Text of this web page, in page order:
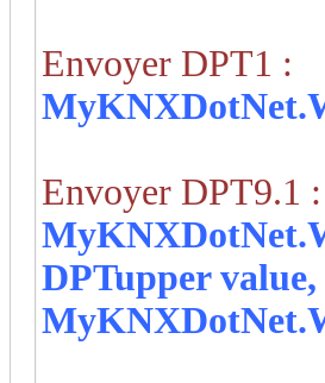
Envoyer DPT1 :
MyKNXDotNet
Envoyer DPT9.1 :
MyKNXDotNet
DPTupper
MyKNXDotNet